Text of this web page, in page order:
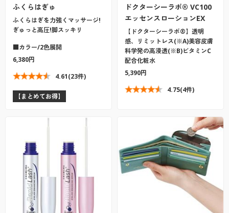
ふくらはぎゅ
ふくらはぎを力強くマッサージ!
ぎゅっと高圧!脚スッキリ
■カラー/2色展開
6,380円
4.61(23件)
【まとめてお得】
ドクターシーラボ® VC100
エッセンスローションEX
【ドクターシーラボ®】透明
感、リミットレス(※A)美容皮膚
科学発の高浸透(※B)ビタミンC
配合化粧水
5,390円
4.75(4件)